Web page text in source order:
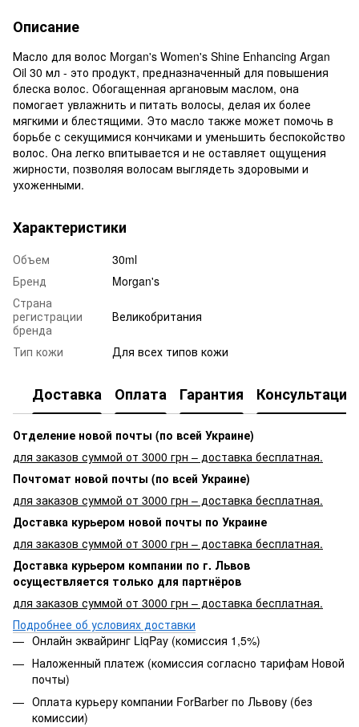
Описание
Масло для волос Morgan's Women's Shine Enhancing Argan
Oil 30 мл - это продукт, предназначенный для повышения
блеска волос. Обогащенная аргановым маслом, она
помогает увлажнить и питать волосы, делая их более
мягкими и блестящими. Это масло также может помочь в
борьбе с секущимися кончиками и уменьшить беспокойство
волос. Она легко впитывается и не оставляет ощущения
жирности, позволяя волосам выглядеть здоровыми и
ухоженными.
Характеристики
Объем
30ml
Бренд
Morgan's
Страна
регистрации
бренда
Великобритания
Тип кожи Для всех типов кожи
Доставка Оплата Гарантия Консультация
Отделение новой почты (по всей Украине)
для заказов суммой от 3000 грн – доставка бесплатная.
Почтомат новой почты (по всей Украине)
для заказов суммой от 3000 грн – доставка бесплатная.
Доставка курьером новой почты по Украине
для заказов суммой от 3000 грн – доставка бесплатная.
Доставка курьером компании по г. Львов
осуществляется только для партнёров
для заказов суммой от 3000 грн – доставка бесплатная.
Подробнее об условиях доставки
Онлайн эквайринг LiqPay (комиссия 1,5%)
Наложенный платеж (комиссия согласно тарифам Новой
почты)
Оплата курьеру компании ForBarber по Львову (без
комиссии)